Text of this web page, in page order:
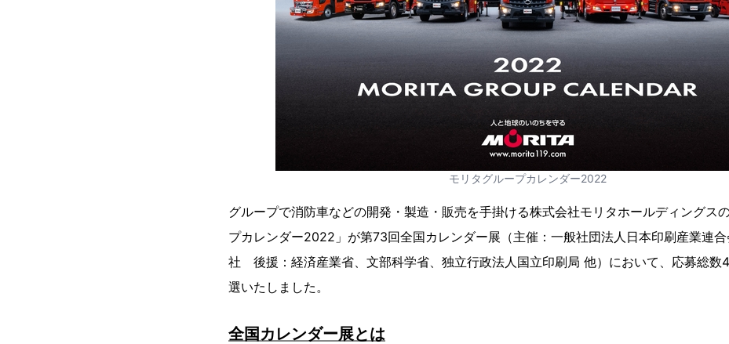
モリタグループカレンダー2022
グループで消防車などの開発・製造・販売を手掛ける株式会社モリタホールディングス
プカレンダー2022」が第73回全国カレンダー展（主催：一般社団法人日本印刷産業連
社 後援：経済産業省、文部科学省、独立行政法人国立印刷局 他）において、応募総数
選いたしました。
全国カレンダー展とは